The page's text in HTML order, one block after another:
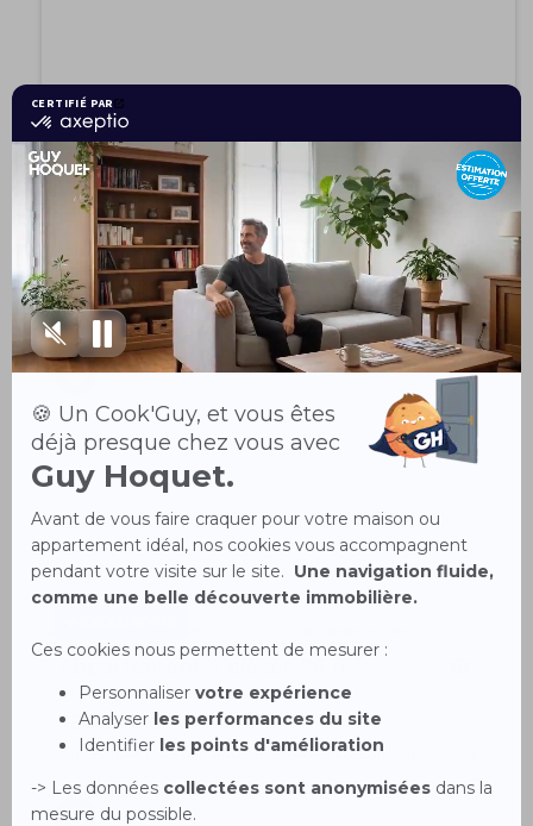
EXCLUSIVITÉ
Appartement 2 pièces 45 m²
PARIS 75012
415 000 €
Guy Hoquet Daumesnil vous présente ce très bel appartement
au 3 ème étage d'une copropriét...
Appartement 4 pièces 76 m²
PARIS 75012
750 000 €
Guy Hoquet Daumesnil vous présente un sublime appartement